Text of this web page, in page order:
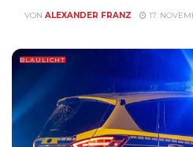
VON ALEXANDER FRANZ 17.
BLAULICHT